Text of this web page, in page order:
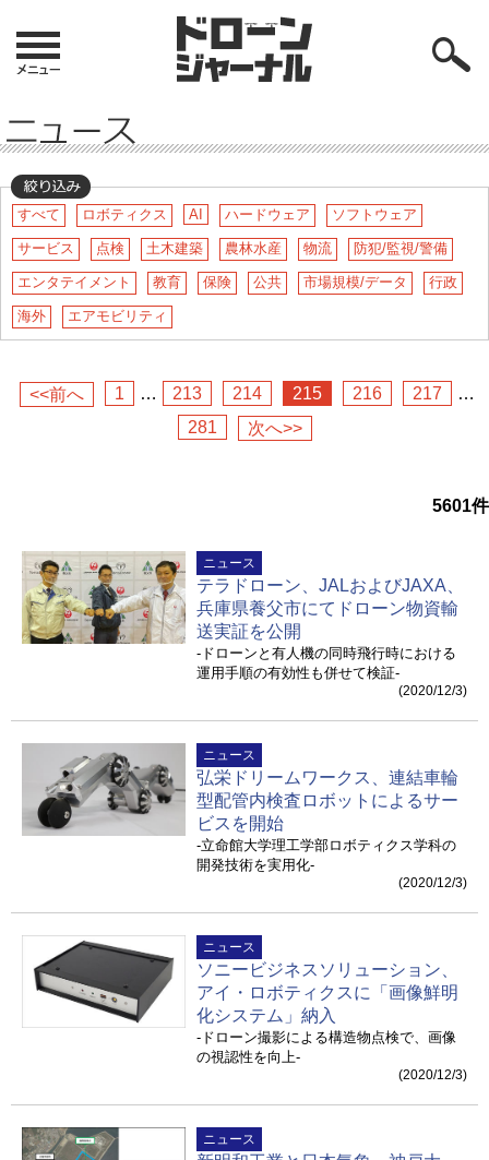
すべて ロボティクス AI ハードウェア ソフトウェア
サービス 点検 土木建築 農林水産 物流 防犯/監視/警備
エンタテイメント 教育 保険 公共 市場規模/データ 行政
海外 エアモビリティ
<<前へ 1 … 213 214 215 216 217
…
281
次へ>>
5601件
ニュース
テラドローン、JALおよびJAXA、
兵庫県養父市にてドローン物資輸
送実証を公開
-ドローンと有人機の同時飛行時における
運用手順の有効性も併せて検証-
(2020/12/3)
ニュース
弘栄ドリームワークス、連結車輪
型配管内検査ロボットによるサー
ビスを開始
-立命館大学理工学部ロボティクス学科の
開発技術を実用化-
(2020/12/3)
ニュース
ソニービジネスソリューション、
アイ・ロボティクスに「画像鮮明
化システム」納入
-ドローン撮影による構造物点検で、画像
の視認性を向上-
(2020/12/3)
ニュース